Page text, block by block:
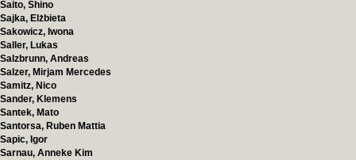
Saito, Shino
Sajka, Elżbieta
Sakowicz, Iwona
Saller, Lukas
Salzbrunn, Andreas
Salzer, Mirjam Mercedes
Samitz, Nico
Sander, Klemens
Santek, Mato
Santorsa, Ruben Mattia
Sapic, Igor
Sarnau, Anneke Kim